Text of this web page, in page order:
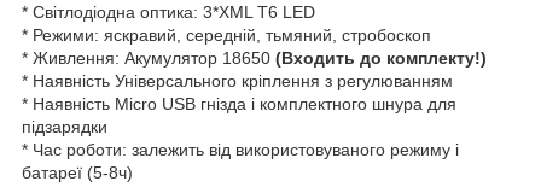
* Світлодіодна оптика: 3*XML T6 LED
* Режими: яскравий, середній, тьмяний, стробоскоп
* Живлення: Акумулятор 18650 (Входить до комплекту!)
* Наявність Універсального кріплення з регулюванням
* Наявність Micro USB гнізда і комплектного шнура для
підзарядки
* Час роботи: залежить від використовуваного режиму і
батареї (5-8ч)